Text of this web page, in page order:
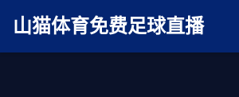
AV在线无码麻豆
山猫体育免费足球直播